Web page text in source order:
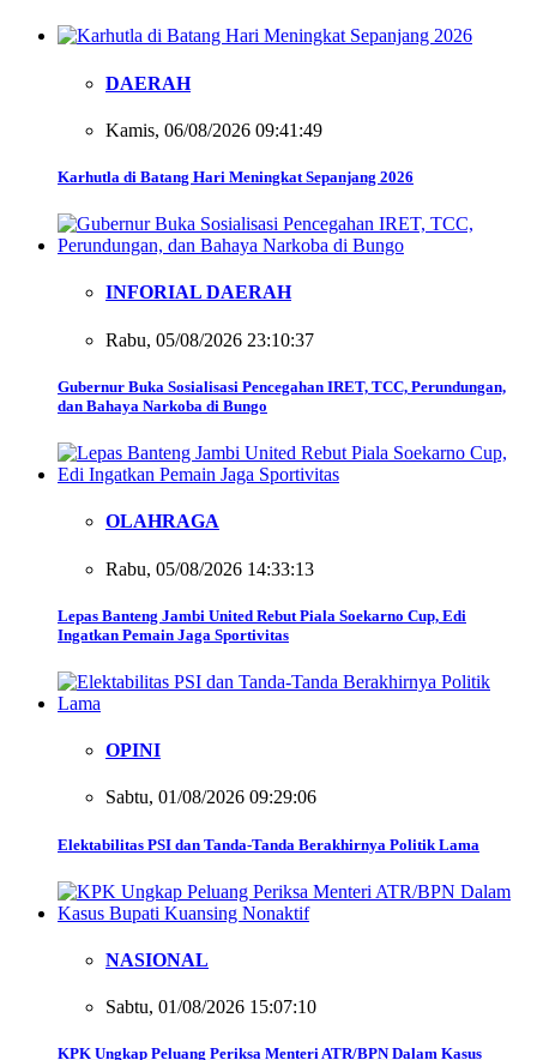
DAERAH
Kamis, 06/08/2026 09:41:49
Karhutla di Batang Hari Meningkat Sepanjang 2026
INFORIAL DAERAH
Rabu, 05/08/2026 23:10:37
Gubernur Buka Sosialisasi Pencegahan IRET, TCC, Perundungan,
dan Bahaya Narkoba di Bungo
OLAHRAGA
Rabu, 05/08/2026 14:33:13
Lepas Banteng Jambi United Rebut Piala Soekarno Cup, Edi
Ingatkan Pemain Jaga Sportivitas
OPINI
Sabtu, 01/08/2026 09:29:06
Elektabilitas PSI dan Tanda-Tanda Berakhirnya Politik Lama
NASIONAL
Sabtu, 01/08/2026 15:07:10
KPK Ungkap Peluang Periksa Menteri ATR/BPN Dalam Kasus